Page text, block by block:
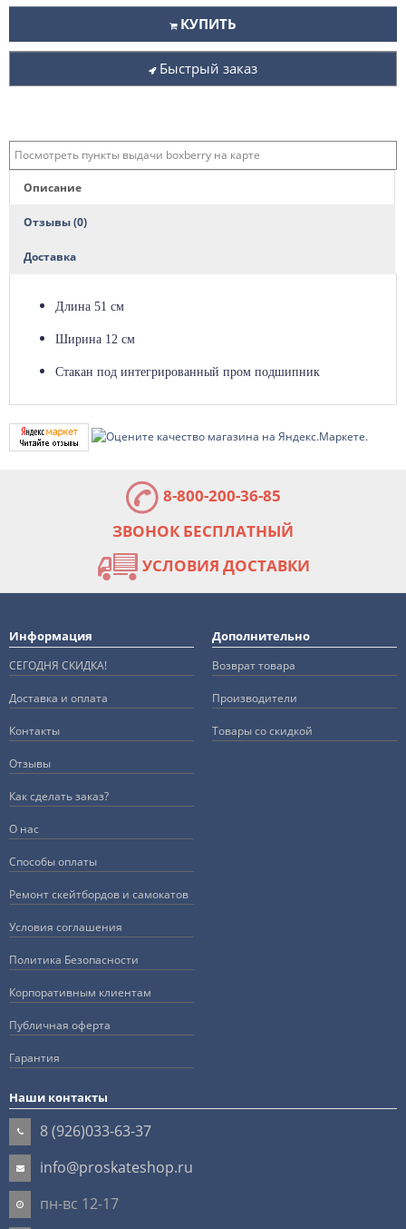
КУПИТЬ
Быстрый заказ
Посмотреть пункты выдачи boxberry на карте
Описание
Отзывы (0)
Доставка
Длина 51 см
Ширина 12 см
Стакан под интегрированный пром подшипник
8-800-200-36-85
ЗВОНОК БЕСПЛАТНЫЙ
УСЛОВИЯ ДОСТАВКИ
Информация
СЕГОДНЯ СКИДКА!
Доставка и оплата
Контакты
Отзывы
Как сделать заказ?
О нас
Способы оплаты
Ремонт скейтбордов и самокатов
Условия соглашения
Политика Безопасности
Корпоративным клиентам
Публичная оферта
Гарантия
Дополнительно
Возврат товара
Производители
Товары со скидкой
Наши контакты
8 (926)033-63-37
info@proskateshop.ru
пн-вс 12-17